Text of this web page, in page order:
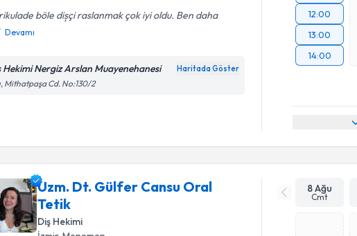
böle dișçi raslanmak çok iyi oldu. Ben daha
Devamı
Hekimi Nergiz Arslan Muayenehanesi Haritada Göster
Mithatpaşa Cd. No:130/2
12:00
13:00
14:00
Uzm. Dt. Gülfer Cansu Oral
Tetik
Diş Hekimi
8 Ağu
Cmt